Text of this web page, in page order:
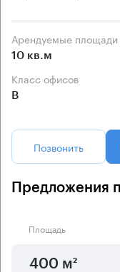
Арендуемые площади
10 кв.м
Класс офисов
B
Позвонить
Предложения
Площадь
400 м²